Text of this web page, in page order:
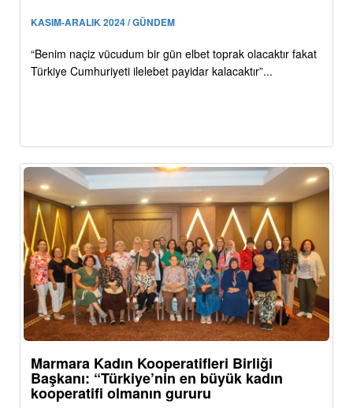
KASIM-ARALIK 2024 / GÜNDEM
“Benim naçiz vücudum bir gün elbet toprak olacaktır fakat
Türkiye Cumhuriyeti ilelebet payidar kalacaktır”...
Marmara Kadın Kooperatifleri Birliği
Başkanı: “Türkiye’nin en büyük kadın
kooperatifi olmanın gururu